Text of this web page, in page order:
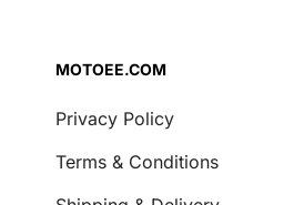
MOTOEE.COM
Privacy Policy
Terms & Conditions